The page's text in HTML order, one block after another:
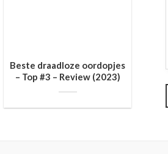
Beste draadloze oordopjes
– Top #3 – Review (2023)